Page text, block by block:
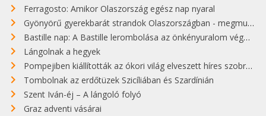
Ferragosto: Amikor Olaszország egész nap nyaral
Gyönyörű gyerekbarát strandok Olaszországban - megmutatjuk a 15 legjobbat
Bastille nap: A Bastille lerombolása az önkényuralom végét jelentette
Lángolnak a hegyek
Pompejiben kiállították az ókori világ elveszett híres szobrának másolatát
Tombolnak az erdőtüzek Szicíliában és Szardínián
Szent Iván-éj – A lángoló folyó
Graz adventi vásárai